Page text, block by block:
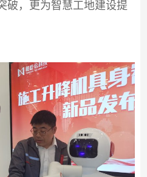
破，更为智慧工地建设提